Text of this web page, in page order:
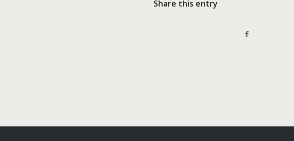
Share this entry